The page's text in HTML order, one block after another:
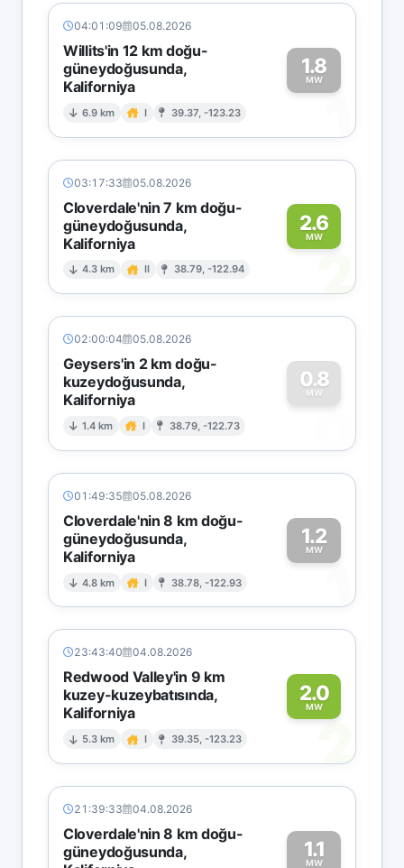
04:01:09 05.08.2026
Willits'in 12 km doğu-
güneydoğusunda,
Kaliforniya
6.9 km I 39.37, -123.23
1.8
MW
1
03:17:33 05.08.2026
Cloverdale'nin 7 km doğu-
güneydoğusunda,
Kaliforniya
4.3 km II 38.79, -122.94
2.6
MW
2
02:00:04 05.08.2026
Geysers'in 2 km doğu-
kuzeydoğusunda,
Kaliforniya
1.4 km I 38.79, -122.73
0.8
MW
0
01:49:35 05.08.2026
Cloverdale'nin 8 km doğu-
güneydoğusunda,
Kaliforniya
4.8 km I 38.78, -122.93
1.2
MW
1
23:43:40 04.08.2026
Redwood Valley'in 9 km
kuzey-kuzeybatısında,
Kaliforniya
5.3 km I 39.35, -123.23
2.0
MW
2
21:39:33 04.08.2026
Cloverdale'nin 8 km doğu-
güneydoğusunda,
1.1
MW